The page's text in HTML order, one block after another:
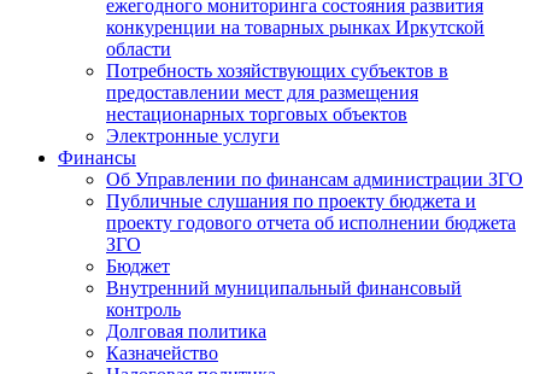
ежегодного мониторинга состояния развития
конкуренции на товарных рынках Иркутской
области
Потребность хозяйствующих субъектов в
предоставлении мест для размещения
нестационарных торговых объектов
Электронные услуги
Финансы
Об Управлении по финансам администрации ЗГО
Публичные слушания по проекту бюджета и
проекту годового отчета об исполнении бюджета
ЗГО
Бюджет
Внутренний муниципальный финансовый
контроль
Долговая политика
Казначейство